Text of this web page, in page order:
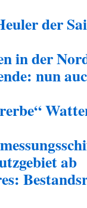
der
in der
nun
ab